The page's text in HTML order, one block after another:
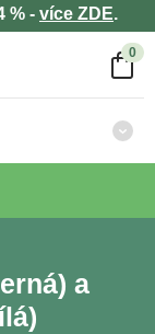
% - více ZDE.
0
a